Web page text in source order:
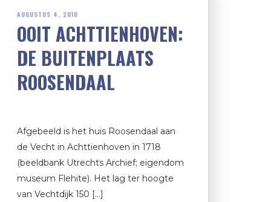
AUGUSTUS 4, 2018
OOIT ACHTTIENHOVEN:
DE BUITENPLAATS
ROOSENDAAL
Afgebeeld is het huis Roosendaal aan
de Vecht in Achttienhoven in 1718
(beeldbank Utrechts Archief; eigendom
museum Flehite). Het lag ter hoogte
van Vechtdijk 150 […]